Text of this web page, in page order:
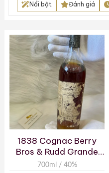
Nổi bật Đánh giá
1838 Cognac Berry
Bros & Rudd Grande
Champagne des
700ml / 40%